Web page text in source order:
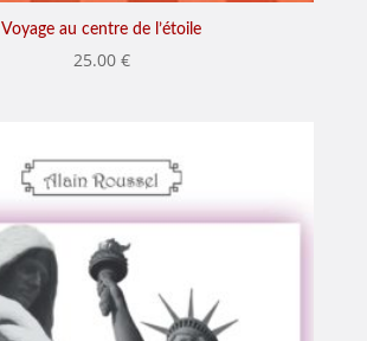
Voyage au centre de l’étoile
25.00 €